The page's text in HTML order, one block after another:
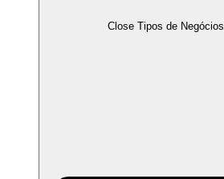
Close Tipos de Negócios